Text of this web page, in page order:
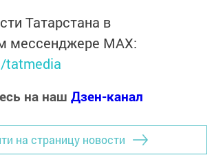
Татарстана в
мессенджере MАХ:
tatmedia
на наш Дзен-канал
на страницу новости